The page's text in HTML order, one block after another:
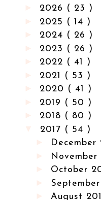
2026 ( 23 )
2025 ( 14 )
2024 ( 26 )
2023 ( 26 )
2022 ( 41 )
2021 ( 53 )
2020 ( 41 )
2019 ( 50 )
2018 ( 80 )
2017 ( 54 )
December
November
October
August